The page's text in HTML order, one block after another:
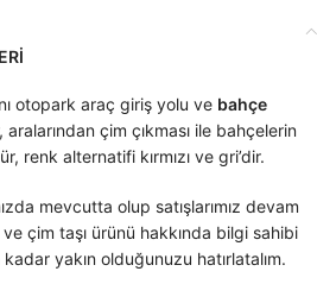
otopark araç giriş yolu ve bahçe
aralarından çim çıkması ile bahçelerin
renk alternatifi kırmızı ve gri’dir.
mevcutta olup satışlarımız devam
çim taşı ürünü hakkında bilgi sahibi
yakın olduğunuzu hatırlatalım.